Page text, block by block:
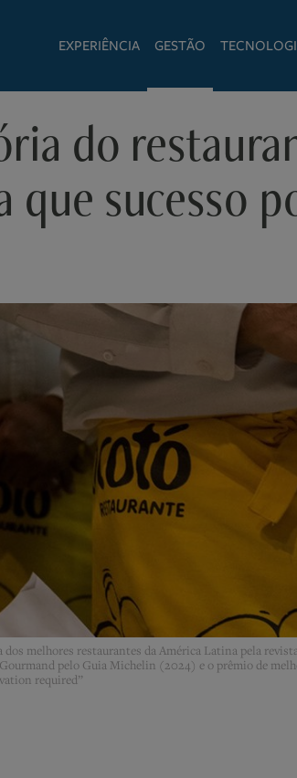
EXPERIÊNCIA GESTÃO
do
que sucesso
dos melhores restaurantes da América Latina pela
pelo Guia Michelin (2024) e o prêmio de
required”